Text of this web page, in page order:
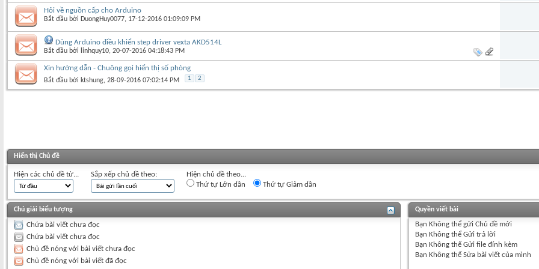
Hỏi về nguồn cấp cho Arduino
Bắt đầu bởi DuongHuy0077‎, 17-12-2016 01:09:09 PM
Dùng Arduino điều khiển step driver vexta AKD514L
Bắt đầu bởi linhquy10‎, 20-07-2016 04:18:43 PM
Xin hướng dẫn - Chuông gọi hiển thị số phòng
Bắt đầu bởi ktshung‎, 28-09-2016 07:02:14 PM 1 2
Hiển thị Chủ đề
Hiện các chủ đề từ... Sắp xếp chủ đề theo:
Hiện chủ đề theo...
Thứ tự Lớn dần
Thứ tự Giảm dần
Chú giải biểu tượng
Chứa bài viết chưa đọc
Chứa bài viết chưa đọc
Chủ đề nóng với bài viết chưa đọc
Chủ đề nóng với bài viết đã đọc
Quyền viết bài
Bạn Không thểgửi Chủ đề mới
Bạn Không thểGửi trả lời
Bạn Không thểGửi file đính kèm
Bạn Không thểSửa bài viết của mình